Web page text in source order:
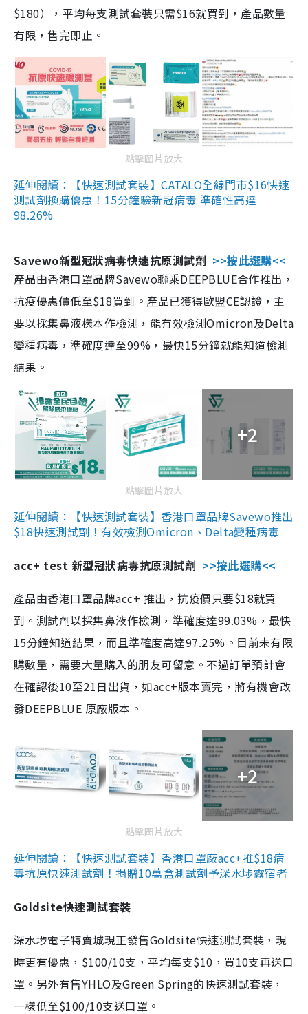
$180），平均每支測試套裝只需$16就買到，產品數量
有限，售完即止。
點擊圖片放大
延伸閱讀：【快速測試套裝】CATALO全線門市$16快速
測試劑換購優惠！15分鐘驗新冠病毒 準確性高達
98.26%
Savewo新型冠狀病毒快速抗原測試劑 >>按此選購<<
產品由香港口罩品牌Savewo聯乘DEEPBLUE合作推出，
抗疫優惠價低至$18買到。產品已獲得歐盟CE認證，主
要以採集鼻液樣本作檢測，能有效檢測Omicron及Delta
變種病毒，準確度達至99%，最快15分鐘就能知道檢測
結果。
+2
點擊圖片放大
延伸閱讀：【快速測試套裝】香港口罩品牌Savewo推出
$18快速測試劑！有效檢測Omicron、Delta變種病毒
acc+ test 新型冠狀病毒抗原測試劑 >>按此選購<<
產品由香港口罩品牌acc+ 推出，抗疫價只要$18就買
到。測試劑以採集鼻液作檢測，準確度達99.03%，最快
15分鐘知道結果，而且準確度高達97.25%。目前未有限
購數量，需要大量購入的朋友可留意。不過訂單預計會
在確認後10至21日出貨，如acc+版本賣完，將有機會改
發DEEPBLUE 原廠版本。
+2
點擊圖片放大
延伸閱讀：【快速測試套裝】香港口罩廠acc+推$18病
毒抗原快速測試劑！捐贈10萬盒測試劑予深水埗露宿者
Goldsite快速測試套裝
深水埗電子特賣城現正發售Goldsite快速測試套裝，現
時更有優惠，$100/10支，平均每支$10，買10支再送口
罩。另外有售YHLO及Green Spring的快速測試套裝，
一樣低至$100/10支送口罩。